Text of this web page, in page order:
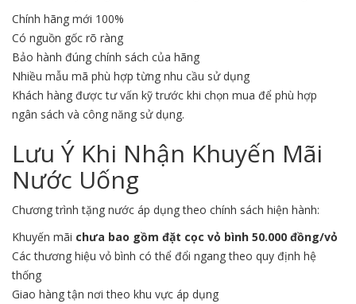
Chính hãng mới 100%
Có nguồn gốc rõ ràng
Bảo hành đúng chính sách của hãng
Nhiều mẫu mã phù hợp từng nhu cầu sử dụng
Khách hàng được tư vấn kỹ trước khi chọn mua để phù hợp
ngân sách và công năng sử dụng.
Lưu Ý Khi Nhận Khuyến Mãi
Nước Uống
Chương trình tặng nước áp dụng theo chính sách hiện hành:
Khuyến mãi chưa bao gồm đặt cọc vỏ bình 50.000 đồng/vỏ
Các thương hiệu vỏ bình có thể đổi ngang theo quy định hệ
thống
Giao hàng tận nơi theo khu vực áp dụng